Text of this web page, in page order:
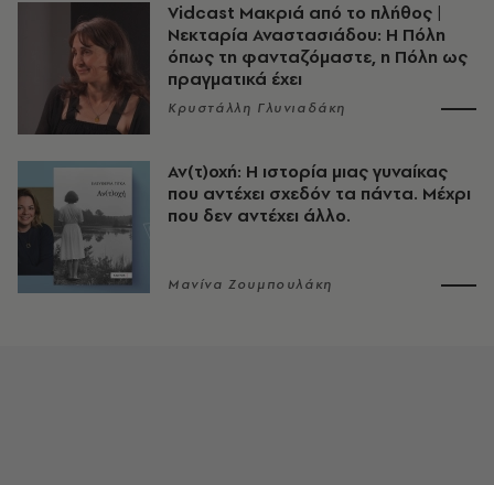
Vidcast Μακριά από το πλήθος |
Νεκταρία Αναστασιάδου: Η Πόλη
όπως τη φανταζόμαστε, η Πόλη ως
πραγματικά έχει
Κρυστάλλη Γλυνιαδάκη
Αν(τ)οχή: Η ιστορία μιας γυναίκας
που αντέχει σχεδόν τα πάντα. Μέχρι
που δεν αντέχει άλλο.
Μανίνα Ζουμπουλάκη